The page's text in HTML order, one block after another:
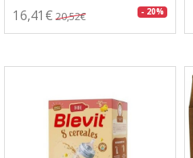
16,41€ 20,52€ - 20%